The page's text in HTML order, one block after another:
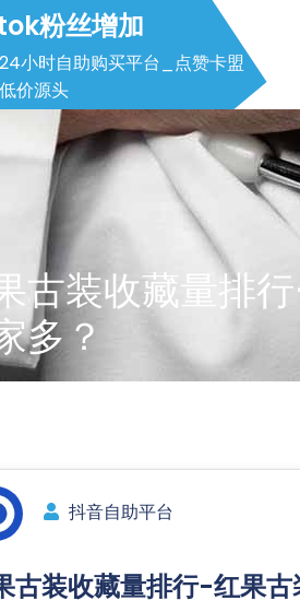
array key 2 in/www/wwwroot/
粉丝增加
小时自助购买平台_点赞卡盟
价源头
古装收藏量排
多？
抖音自助平台
古装收藏量排行-红果古